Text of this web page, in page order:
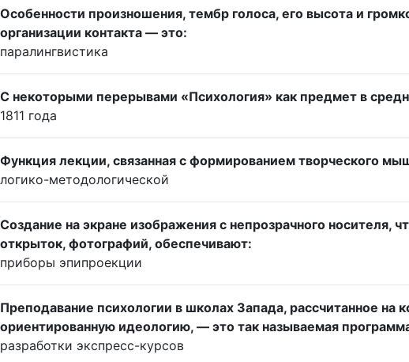
Особенности произношения, тембр голоса, его высота и
организации контакта — это:
паралингвистика
С некоторыми перерывами «Психология» как предмет в
1811 года
Функция лекции, связанная с формированием творческого
логико-методологической
Создание на экране изображения с непрозрачного носителя,
открыток, фотографий, обеспечивают:
приборы эпипроекции
Преподавание психологии в школах Запада, рассчитанное
ориентированную идеологию, — это так называемая
разработки экспресс-курсов